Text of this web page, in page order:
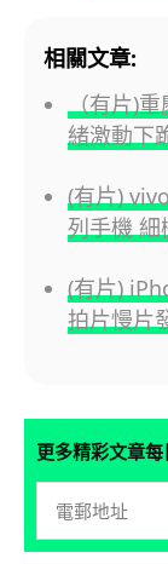
相關文章:
（有片)
緒激動下
(有片)
列手機 細
(有片)
拍片慢片
更多精彩文章